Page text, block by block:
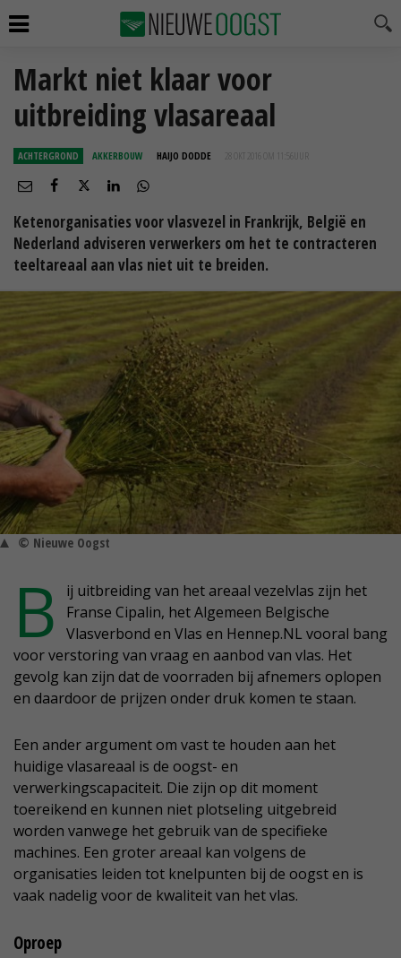
Markt niet klaar voor
uitbreiding vlasareaal
ACHTERGROND AKKERBOUW HAIJO DODDE 28 OKT 2016 OM 11:56
Ketenorganisaties voor vlasvezel in Frankrijk, België en
Nederland adviseren verwerkers om het te contracteren
teeltareaal aan vlas niet uit te breiden.
© Nieuwe Oogst
B
ij uitbreiding van het areaal vezelvlas zijn het
Franse Cipalin, het Algemeen Belgische
Vlasverbond en Vlas en Hennep.NL vooral bang
voor verstoring van vraag en aanbod van vlas. Het
gevolg kan zijn dat de voorraden bij afnemers oplopen
en daardoor de prijzen onder druk komen te staan.
Een ander argument om vast te houden aan het
huidige vlasareaal is de oogst- en
verwerkingscapaciteit. Die zijn op dit moment
toereikend en kunnen niet plotseling uitgebreid
worden vanwege het gebruik van de specifieke
machines. Een groter areaal kan volgens de
organisaties leiden tot knelpunten bij de oogst en is
vaak nadelig voor de kwaliteit van het vlas.
Oproep